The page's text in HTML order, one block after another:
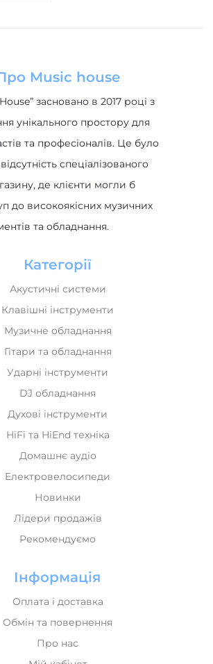
Music house
засновано в 2017 році з
унікального простору для
та професіоналів. Це було
спеціалізованого
де клієнти могли б
до високоякісних музичних
та обладнання.
Категорії
Акустичні системи
Клавішні інструменти
Музичне обладнання
Гітари та обладнання
Ударні інструменти
DJ обладнання
Духові інструменти
HiFi та HiEnd техніка
Домашнє аудіо
Електровелосипеди
Новинки
Лідери продажів
Рекомендуємо
Інформація
Оплата і доставка
Обмін та повернення
Про нас